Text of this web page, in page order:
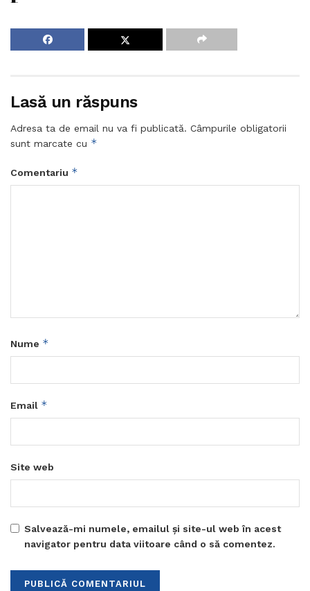
Lasă un răspuns
Adresa ta de email nu va fi publicată. Câmpurile obligatorii
sunt marcate cu *
Comentariu *
Nume *
Email *
Site web
Salvează-mi numele, emailul și site-ul web în acest
navigator pentru data viitoare când o să comentez.